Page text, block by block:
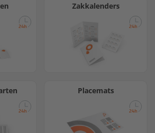
Zakkalenders
Placemats